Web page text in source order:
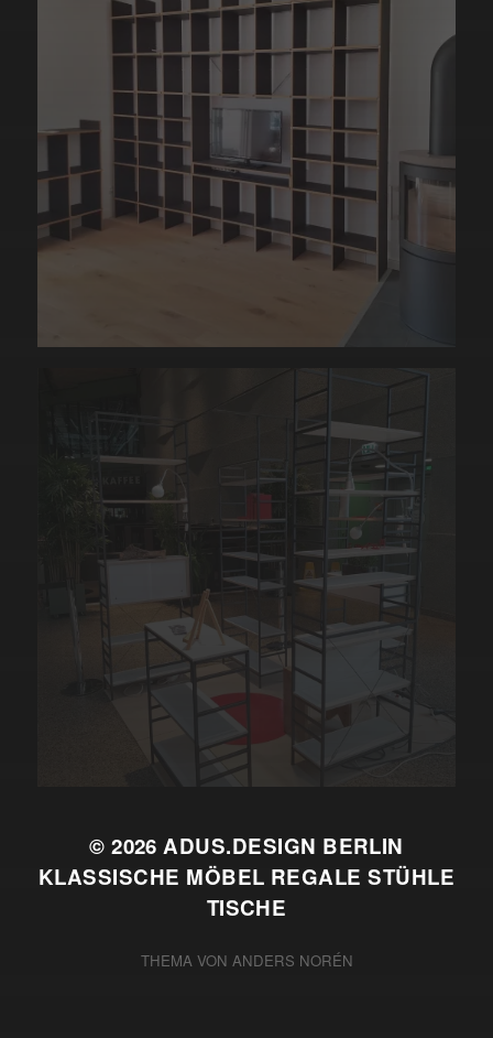
© 2026ADUS.DESIGN BERLIN
KLASSISCHE MÖBEL REGALE STÜHLE
TISCHE
THEMA VON ANDERS NORÉN